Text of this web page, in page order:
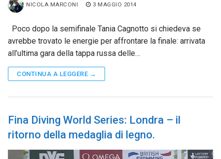
NICOLA MARCONI 3 MAGGIO 2014
Poco dopo la semifinale Tania Cagnotto si chiedeva se
avrebbe trovato le energie per affrontare la finale: arrivata
all’ultima gara della tappa russa delle…
CONTINUA A LEGGERE →
Fina Diving World Series: Londra – il
ritorno della medaglia di legno.